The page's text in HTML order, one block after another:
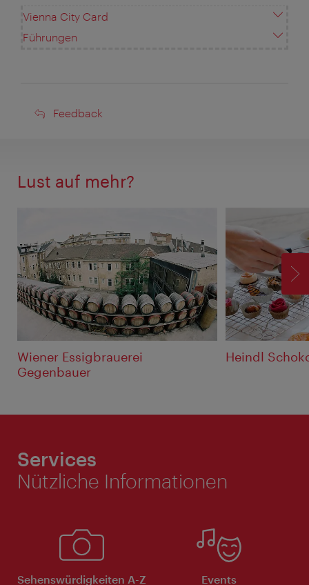
Vienna City Card
Führungen
Feedback
Feedback
Lust auf mehr?
Wiener Essigbrauerei
Gegenbauer
Heindl
Services
Nützliche Informationen
Sehenswürdigkeiten A-Z Events